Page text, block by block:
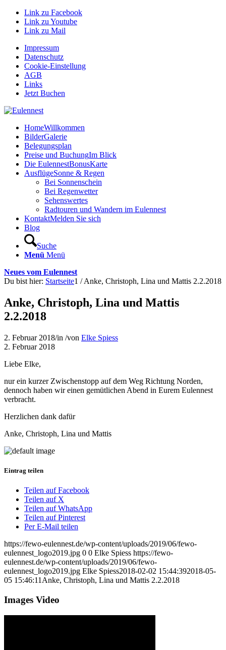
Link zu Facebook
Link zu Youtube
Link zu Mail
Impressum
Datenschutz
Cookie-Einstellung
AGB
Links
Jetzt Buchen
HomeWillkommen
BilderGalerie
Belegungsplan
Preise und BuchungIm Blick
Die EulennestBonusKarte
AusflügeSonne & Regen
Bei Sonnenschein
Bei Regenwetter
Sehenswertes
Radtouren und Wandern im Eulennest
KontaktMelden Sie sich
Blog
Suche
Menü Menü
Neues vom Eulennest
Du bist hier: Startseite1 / Anke, Christoph, Lina und Mattis 2.2.2018
Anke, Christoph, Lina und Mattis
2.2.2018
2. Februar 2018/in /von Elke Spiess
2. Februar 2018
Liebe Elke,
nur ein kurzer Zwischenstopp auf dem Weg Richtung Norden,
dennoch haben wir einen gemütlichen Abend in Eurem Eulennest
verbracht.
Herzlichen dank dafür
Anke, Christoph, Lina und Mattis
Eintrag teilen
Teilen auf Facebook
Teilen auf X
Teilen auf WhatsApp
Teilen auf Pinterest
Per E-Mail teilen
https://fewo-eulennest.de/wp-content/uploads/2019/06/fewo-
eulennest_logo2019.jpg 0 0 Elke Spiess https://fewo-
eulennest.de/wp-content/uploads/2019/06/fewo-
eulennest_logo2019.jpg Elke Spiess2018-02-02 15:44:392018-05-
05 15:46:11 Anke, Christoph, Lina und Mattis 2.2.2018
Images Video